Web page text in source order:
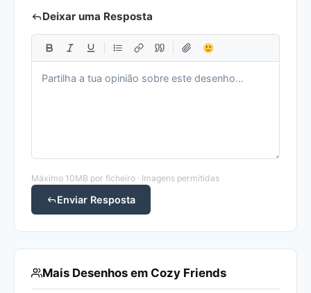
Deixar uma Resposta
Máximo 10MB por ficheiro · Imagens permitidas
Enviar Resposta
Mais Desenhos em Cozy Friends